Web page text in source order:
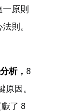
原則
則。
析， 8
因。
了 8